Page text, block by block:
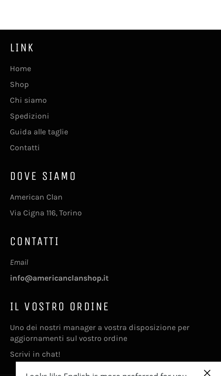
LINK
Home
Shop
Chi siamo
Spedizioni
Guida alle taglie
Contatti
DOVE SIAMO
American Clan
Via Cigna 116, Torino
CONTATTI
Email
info@americanclanshop.it
IL VOSTRO ORDINE
Uno dei nostri manager a vostra disposizione per
aggiornamenti sul vostro ordine
Scrivi in chat!